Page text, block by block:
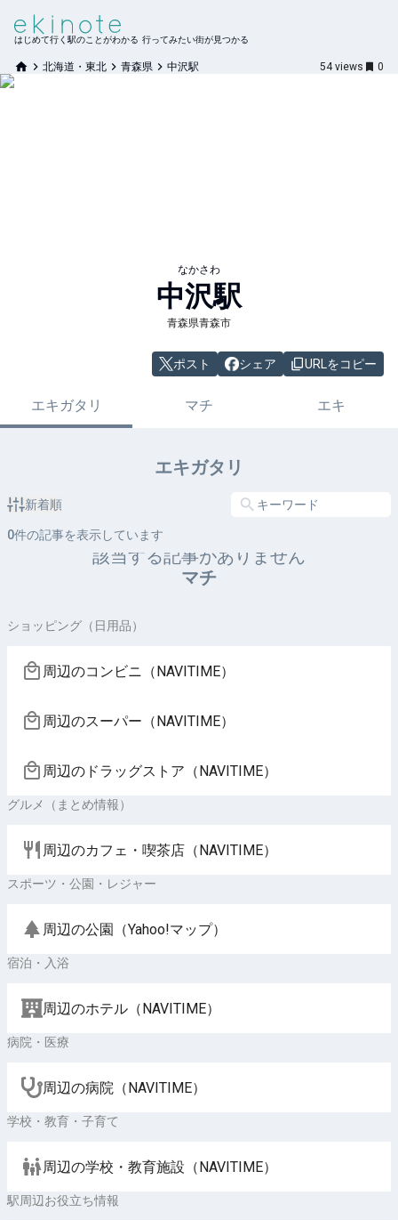
はじめて行く駅のことがわかる 行ってみたい街が見つかる
北海道・東北 青森県 中沢駅 54 views 0
なかさわ
中沢駅
青森県青森市
ポスト シェア URLをコピー
エキガタリ マチ エキ
エキガタリ
新着順
0件の記事を表示しています
該当する記事がありません
マチ
ショッピング（日用品）
周辺のコンビニ（NAVITIME）
周辺のスーパー（NAVITIME）
周辺のドラッグストア（NAVITIME）
グルメ（まとめ情報）
周辺のカフェ・喫茶店（NAVITIME）
スポーツ・公園・レジャー
周辺の公園（Yahoo!マップ）
宿泊・入浴
周辺のホテル（NAVITIME）
病院・医療
周辺の病院（NAVITIME）
学校・教育・子育て
周辺の学校・教育施設（NAVITIME）
駅周辺お役立ち情報